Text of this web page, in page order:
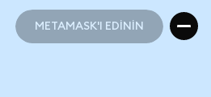
METAMASK'I EDİNİN